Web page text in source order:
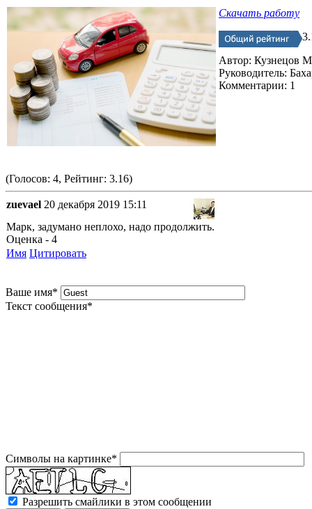
Скачать работу
Автор: Кузнецов
Руководитель:
Комментарии: 1
(Голосов: 4, Рейтинг: 3.16)
zuevael 20 декабря 2019 15:11
Марк, задумано неплохо, надо продолжить.
Оценка - 4
Имя Цитировать
Ваше имя*
Текст сообщения*
Символы на картинке*
Разрешить смайлики в этом сообщении